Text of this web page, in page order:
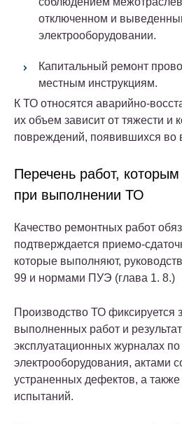
отключенном и
электрооборудовании.
Капитальный ремонт
местным инструкциям.
К ТО относятся аварийно-
их объем зависит от тяжести и
повреждений, появившихся во
Перечень работ,
при выполнении ТО
Качество ремонтных работ
подтверждается приемо-
которые выполняют,
99 и нормами ПУЭ (глава 1. 8.)
Производство ТО фиксируется
выполненных работ и
эксплуатационных журналах
электрооборудования, актами
устраненных дефектов, а также
испытаний.